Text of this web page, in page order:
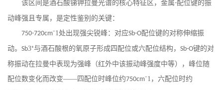
该区间是酒石酸锑钾拉曼光谱的核心特征区，金属-配位键的振
动峰强且专属，是定性鉴别的关键：
750-720cm⁻1处出现强尖锐峰：对应Sb-O配位键的对称伸缩振
动。 Sb3⁺与酒石酸根的氧原子形成四配位或六配位结构， Sb-O键的对
称振动在拉曼中表现为强峰（红外中该振动峰强度中等），峰位随
配位数变化而改变——四配位时峰位约750cm⁻1，六配位时约